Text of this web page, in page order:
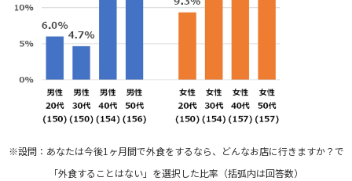
※設問：あなたは今後1ヶ月間で外食をするなら、どんなお店に行きますか？で
「外食することはない」を選択した比率（括弧内は回答数）